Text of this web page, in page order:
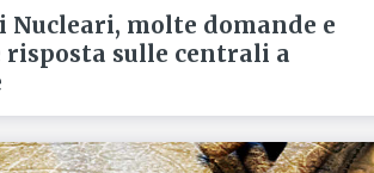
Nucleari, molte domande e
risposta sulle centrali a